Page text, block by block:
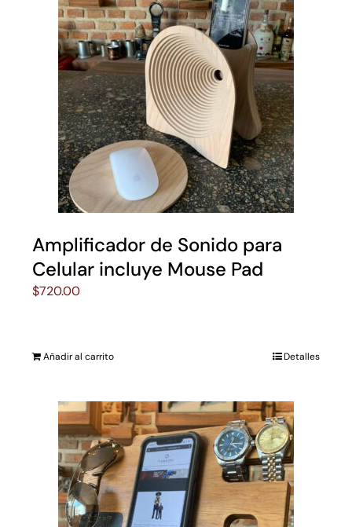
Amplificador de Sonido para
Celular incluye Mouse Pad
$720.00
Añadir al carrito Detalles